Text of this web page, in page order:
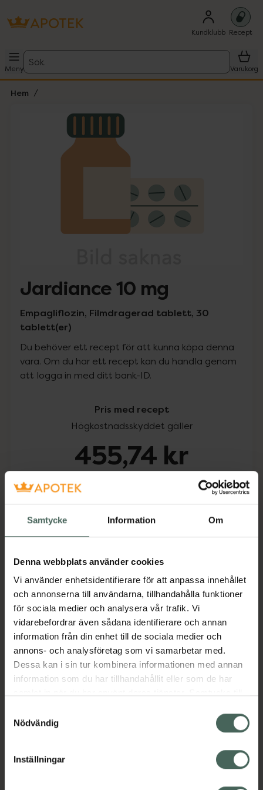
Samtycke Information Om
Denna webbplats använder cookies
Vi använder enhetsidentifierare för att anpassa innehållet
och annonserna till användarna, tillhandahålla funktioner
för sociala medier och analysera vår trafik. Vi
vidarebefordrar även sådana identifierare och annan
information från din enhet till de sociala medier och
annons- och analysföretag som vi samarbetar med.
Dessa kan i sin tur kombinera informationen med annan
information som du har tillhandahållit eller som de har
återkalla ditt samtycke via webbplatsens
cookieinställningar. Ett återkallat samtycke påverkar inte
lagligheten av behandling som skett innan återkallelsen.
Nödvändig
Inställningar
Kundklubb Recept
Meny
Sök
Varukorg
Hem
Lista: . Innehåller 1 objekt.
Jardiance 10 mg
Empagliflozin, Filmdragerad tablett, 30
tablett(er)
Du behöver ett recept för att kunna köpa denna
vara. Om du har ett recept kan du handla genom
att logga in med ditt bank-ID.
Pris med recept
Högkostnadsskyddet gäller
455,74 kr
Köp via ditt recept
Beskrivning Dölj
Läs alltid bipacksedeln innan
användning.
EAN:04048846013217
Visa